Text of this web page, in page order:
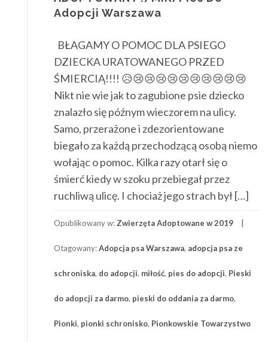
Adopcji Warszawa
BŁAGAMY O POMOC DLA PSIEGO
DZIECKA URATOWANEGO PRZED
ŚMIERCIĄ!!!! 😥😢😢😢😢😢😢😢😢😢😢
Nikt nie wie jak to zagubione psie dziecko
znalazło się późnym wieczorem na ulicy.
Samo, przerażone i zdezorientowane
biegało za każdą przechodzącą osobą niemo
wołając o pomoc. Kilka razy otarł się o
śmierć kiedy w szoku przebiegał przez
ruchliwą ulicę. I chociaż jego strach był […]
Opublikowany w: Zwierzęta Adoptowane w 2019
Otagowany:Adopcja psa Warszawa, adopcja psa ze
schroniska, do adopcji, miłość, pies do adopcji, Pieski
do adopcji za darmo, pieski do oddania za darmo,
Pionki, pionki schronisko, Pionkowskie Towarzystwo